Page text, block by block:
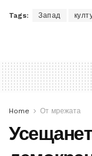
Tags: Запад
Home От мрежата